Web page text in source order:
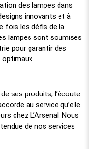
des lampes dans
innovants et à
fois les défis de la
lampes sont soumises
pour garantir des
ses produits, l’écoute
au service qu’elle
chez L’Arsenal. Nous
de nos services